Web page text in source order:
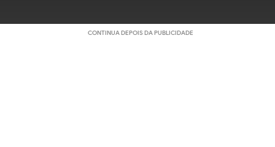
CONTINUA DEPOIS DA PUBLICIDADE